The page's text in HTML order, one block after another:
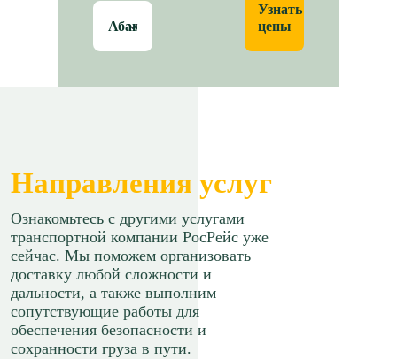
Узнать
цены
Направления услуг
Ознакомьтесь с другими услугами
транспортной компании РосРейс уже
сейчас. Мы поможем организовать
доставку любой сложности и
дальности, а также выполним
сопутствующие работы для
обеспечения безопасности и
сохранности груза в пути.